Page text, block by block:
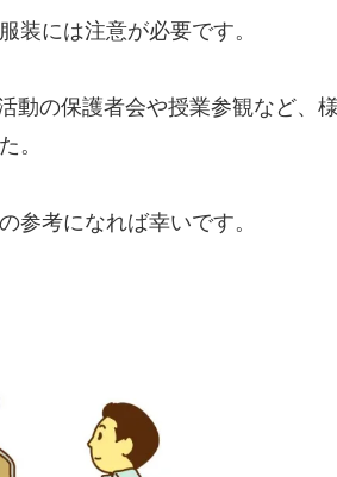
装には注意が必要です。
動の保護者会や授業参観など、
。
参考になれば幸いです。